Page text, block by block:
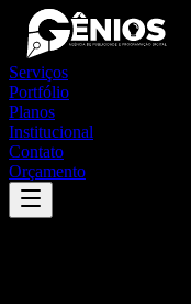
Serviços
Portfólio
Planos
Institucional
Contato
Orçamento